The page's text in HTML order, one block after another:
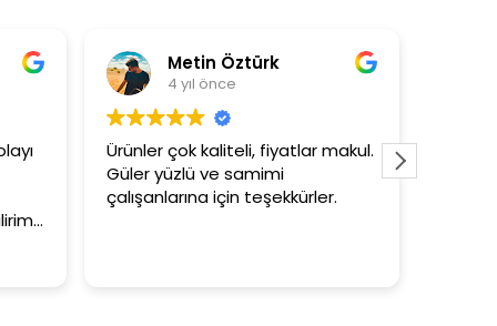
Metin Öztürk
4 yıl önce
Ürünler çok kaliteli, fiyatlar makul.
Güler yüzlü ve samimi
çalışanlarına için teşekkürler.
3+1 evin
tutar